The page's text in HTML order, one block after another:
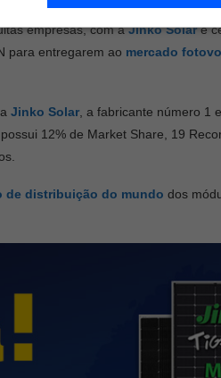
empresas, com a Jinko Solare
para entregarem ao mercado
Jinko Solar , a fabricante número 1
12% de Market Share, 19
de distribuição do mundo dos